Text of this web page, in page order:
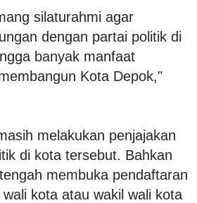
silaturahmi agar
dengan partai politik di
banyak manfaat
Kota Depok,"
melakukan penjajakan
di kota tersebut. Bahkan
membuka pendaftaran
kota atau wakil wali kota